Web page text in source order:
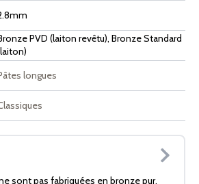
PVD (laiton revêtu), Bronze Standard
longues
sont pas fabriquées en bronze pur,